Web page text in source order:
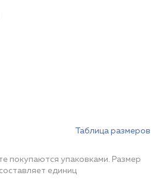
Таблица размеров
покупаются упаковками. Размер
единиц